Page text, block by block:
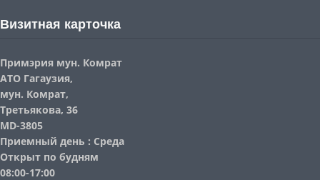
Визитная карточка
Примэрия мун. Комрат
АТО Гагаузия,
мун. Комрат,
Третьякова, 36
MD-3805
Приемный день : Среда
Открыт по будням
08:00-17:00